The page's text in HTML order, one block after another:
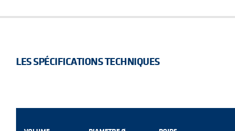
LES SPÉCIFICATIONS TECHNIQUES